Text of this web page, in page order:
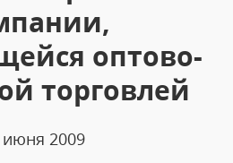
оптово-
торговлей
июня 2009